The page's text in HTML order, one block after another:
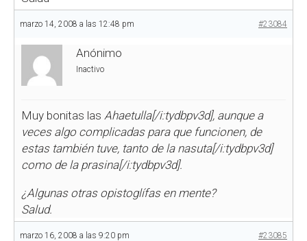
marzo 14, 2008 a las 12:48 pm #23084
Anónimo
Inactivo
Muy bonitas las Ahaetulla[/i:tydbpv3d], aunque a
veces algo complicadas para que funcionen, de
estas también tuve, tanto de la nasuta[/i:tydbpv3d]
como de la prasina[/i:tydbpv3d].
¿Algunas otras opistoglífas en mente?
Salud.
marzo 16, 2008 a las 9:20 pm #23085